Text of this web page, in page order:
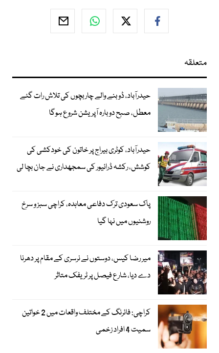
متعلقہ
حیدرآباد، ڈوبنے والے چار بچوں کی تلاش رات گئے
معطل، صبح دوبارہ آپریشن شروع ہوگا
حیدرآباد، کوٹری بیراج پر خاتون کی خودکشی کی
کوشش، رکشہ ڈرائیور کی سمجھداری نے جان بچا لی
پاک سعودی ترک دفاعی معاہدہ، کراچی سبز و سرخ
روشنیوں میں نہا گیا
میر رضا کیس، دوستوں نے نرسری کے مقام پر دھرنا
دے دیا، شارع فیصل پر ٹریفک متاثر
کراچی: فائرنگ کے مختلف واقعات میں 2 خواتین
سمیت 4 افراد زخمی